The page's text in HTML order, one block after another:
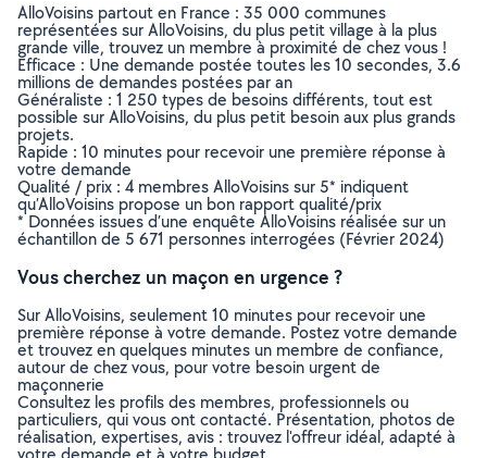
AlloVoisins partout en France : 35 000 communes
représentées sur AlloVoisins, du plus petit village à la plus
grande ville, trouvez un membre à proximité de chez vous !
Efficace : Une demande postée toutes les 10 secondes, 3.6
millions de demandes postées par an
Généraliste : 1 250 types de besoins différents, tout est
possible sur AlloVoisins, du plus petit besoin aux plus grands
projets.
Rapide : 10 minutes pour recevoir une première réponse à
votre demande
Qualité / prix : 4 membres AlloVoisins sur 5* indiquent
qu’AlloVoisins propose un bon rapport qualité/prix
* Données issues d’une enquête AlloVoisins réalisée sur un
échantillon de 5 671 personnes interrogées (Février 2024)
Vous cherchez un maçon en urgence ?
Sur AlloVoisins, seulement 10 minutes pour recevoir une
première réponse à votre demande. Postez votre demande
et trouvez en quelques minutes un membre de confiance,
autour de chez vous, pour votre besoin urgent de
maçonnerie
Consultez les profils des membres, professionnels ou
particuliers, qui vous ont contacté. Présentation, photos de
réalisation, expertises, avis : trouvez l'offreur idéal, adapté à